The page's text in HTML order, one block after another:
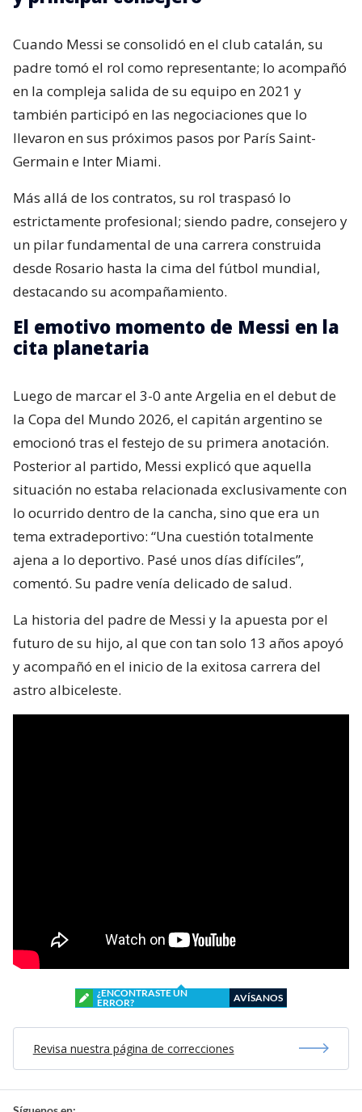
Cuando Messi se consolidó en el club catalán, su
padre tomó el rol como representante; lo acompañó
en la compleja salida de su equipo en 2021 y
también participó en las negociaciones que lo
llevaron en sus próximos pasos por París Saint-
Germain e Inter Miami.
Más allá de los contratos, su rol traspasó lo
estrictamente profesional; siendo padre, consejero y
un pilar fundamental de una carrera construida
desde Rosario hasta la cima del fútbol mundial,
destacando su acompañamiento.
El emotivo momento de Messi en la
cita planetaria
Luego de marcar el 3-0 ante Argelia en el debut de
la Copa del Mundo 2026, el capitán argentino se
emocionó tras el festejo de su primera anotación.
Posterior al partido, Messi explicó que aquella
situación no estaba relacionada exclusivamente con
lo ocurrido dentro de la cancha, sino que era un
tema extradeportivo: “Una cuestión totalmente
ajena a lo deportivo. Pasé unos días difíciles”,
comentó. Su padre venía delicado de salud.
La historia del padre de Messi y la apuesta por el
futuro de su hijo, al que con tan solo 13 años apoyó
y acompañó en el inicio de la exitosa carrera del
astro albiceleste.
¿ENCONTRASTE UN
ERROR?
AVÍSANOS
Revisa nuestra página de correcciones